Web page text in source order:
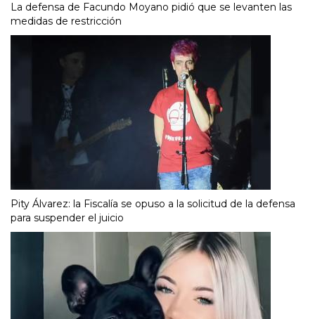
La defensa de Facundo Moyano pidió que se levanten las
medidas de restricción
Pity Álvarez: la Fiscalía se opuso a la solicitud de la defensa
para suspender el juicio